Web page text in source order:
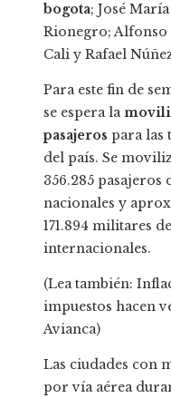
bogota; José
Rionegro;
Cali y Rafael
Para este fin de
se espera la
pasajeros para las
del país. Se
356.285 pasajeros
nacionales y
171.894 militares
internacionales.
(Lea también:
impuestos hacen
Avianca)
Las ciudades con
por vía aérea